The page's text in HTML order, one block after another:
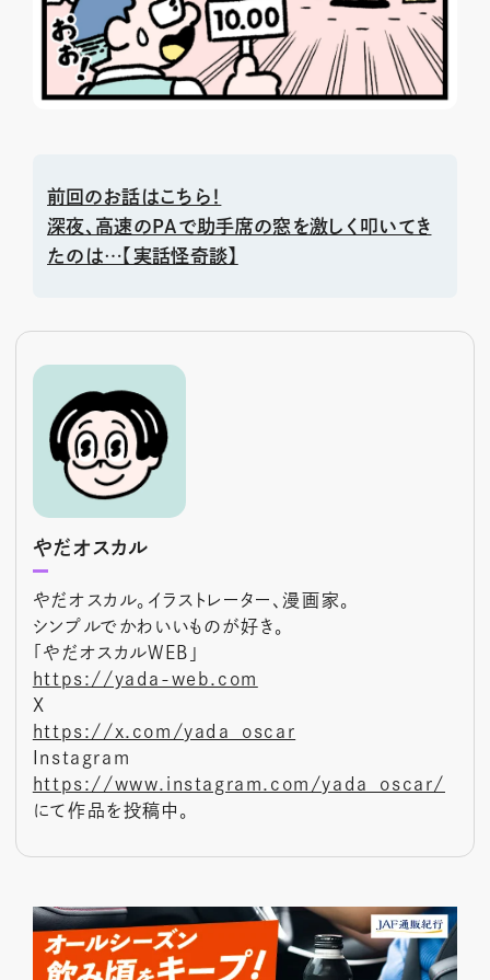
前回のお話はこちら！
深夜、高速のPAで助手席の窓を激しく叩いてき
たのは…【実話怪奇談】
やだオスカル
やだオスカル。イラストレーター、漫画家。
シンプルでかわいいものが好き。
「やだオスカルWEB」
https://yada-web.com
X
https://x.com/yada_oscar
Instagram
https://www.instagram.com/yada_oscar/
にて作品を投稿中。